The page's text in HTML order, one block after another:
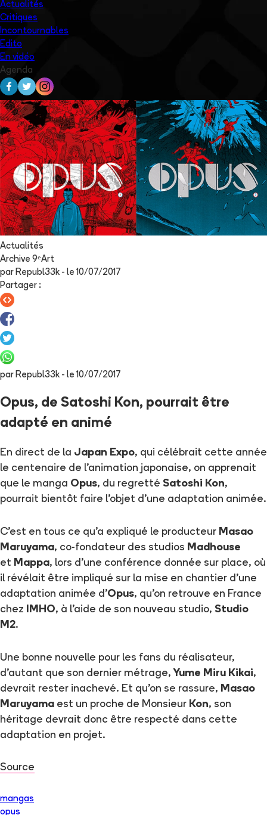
Actualités
Critiques
Incontournables
Edito
En vidéo
Agenda
Actualités
Archive 9ᵉArt
par Republ33k - le 10/07/2017
Partager :
par Republ33k - le 10/07/2017
Opus, de Satoshi Kon, pourrait être
adapté en animé
En direct de la Japan Expo, qui célébrait cette année
le centenaire de l'animation japonaise, on apprenait
que le manga Opus, du regretté Satoshi Kon,
pourrait bientôt faire l'objet d'une adaptation animée.
C'est en tous ce qu'a expliqué le producteur Masao
Maruyama, co-fondateur des studios Madhouse
et Mappa, lors d'une conférence donnée sur place, où
il révélait être impliqué sur la mise en chantier d'une
adaptation animée d'Opus, qu'on retrouve en France
chez
IMHO, à l'aide de son nouveau studio, Studio
M2.
Une bonne nouvelle pour les fans du réalisateur,
d'autant que son dernier métrage, Yume Miru Kikai,
devrait rester inachevé. Et qu'on se rassure, Masao
Maruyama est un proche de Monsieur Kon, son
héritage devrait donc être respecté dans cette
adaptation en projet.
Source
mangas
opus